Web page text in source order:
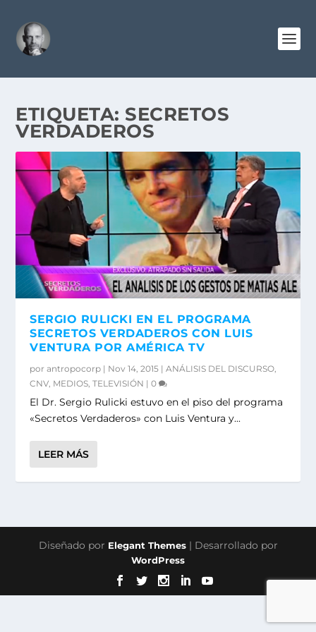
ETIQUETA: SECRETOS
VERDADEROS
SERGIO RULICKI EN EL PROGRAMA
SECRETOS VERDADEROS CON LUIS
VENTURA POR AMÉRICA TV
porantropocorp | Nov 14, 2015 |ANÁLISIS DEL DISCURSO
CNV MEDIOS ,TELEVISIÓN |0
El Dr. Sergio Rulicki estuvo en el piso del programa
«Secretos Verdaderos» con Luis Ventura y...
LEER MÁS
Diseñado por Elegant Themes| Desarrollado por
WordPress